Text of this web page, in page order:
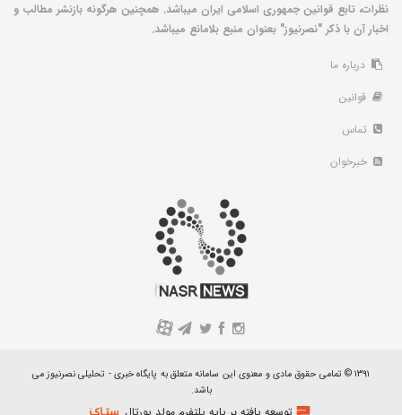
نظرات، تابع قوانین جمهوری اسلامی ایران میباشد. همچنین هرگونه بازنشر مطالب و
اخبار آن با ذکر "نصرنیوز" بعنوان منبع بلامانع میباشد.
درباره ما
قوانین
تماس
خبرخوان
A
۱۳۹۱ © تمامی حقوق مادی و معنوی این سامانه متعلق به پایگاه خبری - تحلیلی نصرنیوز می
باشد.
توسعه یافته بر پایه پلتفرم مولد پورتال